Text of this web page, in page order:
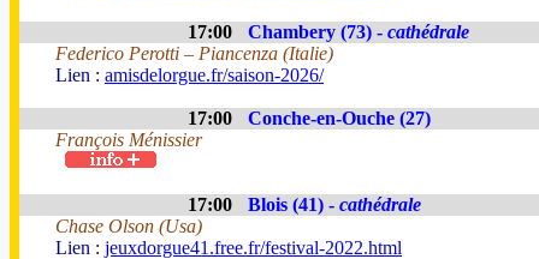
17:00 Chambery (73) - cathédrale
Federico Perotti – Piancenza (Italie)
Lien : amisdelorgue.fr/saison-2026/
17:00
Conche-en-Ouche (27)
François Ménissier
17:00 Blois (41) - cathédrale
Chase Olson (Usa)
Lien : jeuxdorgue41.free.fr/festival-2022.html